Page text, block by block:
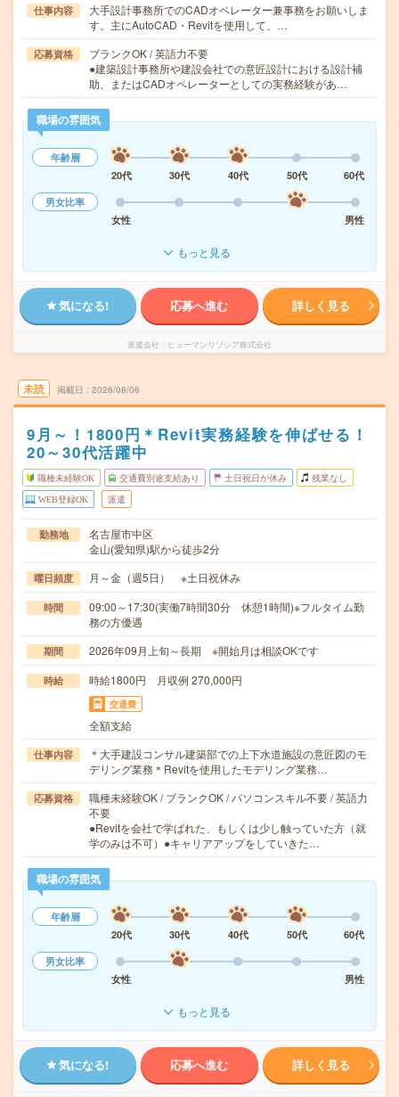
仕事内容
大手設計事務所でのCADオペレーター兼事務をお願いしま
す。主にAutoCAD・Revitを使用して、…
応募資格
ブランクOK / 英語力不要
●建築設計事務所や建設会社での意匠設計における設計補
助、またはCADオペレーターとしての実務経験があ…
職場の雰囲気
年齢層
20代
30代 40代 50代
60代
男女比率
女性
男性
もっと見る
気になる! 応募へ進む 詳しく見る
派遣会社 ヒューマンリソシア株式会社
未読 掲載日 2026/08/06
9月～！1800円＊Revit実務経験を伸ばせる！
20～30代活躍中
職種未経験OK 交通費別途支給あり 土日祝日が休み 残業なし
WEB登録OK 派遣
勤務地
名古屋市中区
金山(愛知県)駅から徒歩2分
曜日頻度 月～金（週5日） ※土日祝休み
時間
09:00～17:30(実働7時間30分 休憩1時間)※フルタイム勤
務の方優遇
期間 2026年09月上旬～長期 ※開始月は相談OKです
時給 時給1800円 月収例 270,000円
交通費
全額支給
仕事内容
＊大手建設コンサル建築部での上下水道施設の意匠図のモ
デリング業務＊Revitを使用したモデリング業務…
応募資格
職種未経験OK / ブランクOK / パソコンスキル不要 / 英語力
不要
●Revitを会社で学ばれた、もしくは少し触っていた方（就
学のみは不可）●キャリアアップをしていきた…
職場の雰囲気
年齢層
20代
30代 40代 50代
60代
男女比率
女性
男性
もっと見る
気になる! 応募へ進む 詳しく見る